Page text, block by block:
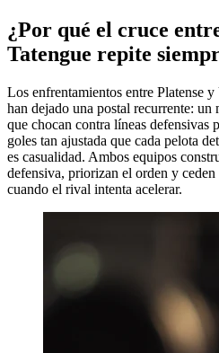
¿Por qué el cruce
Tatengue repite
Los enfrentamientos entre Platense
han dejado una postal recurrente: un
que chocan contra líneas defensivas
goles tan ajustada que cada pelota
es casualidad. Ambos equipos
defensiva, priorizan el orden y
cuando el rival intenta acelerar.